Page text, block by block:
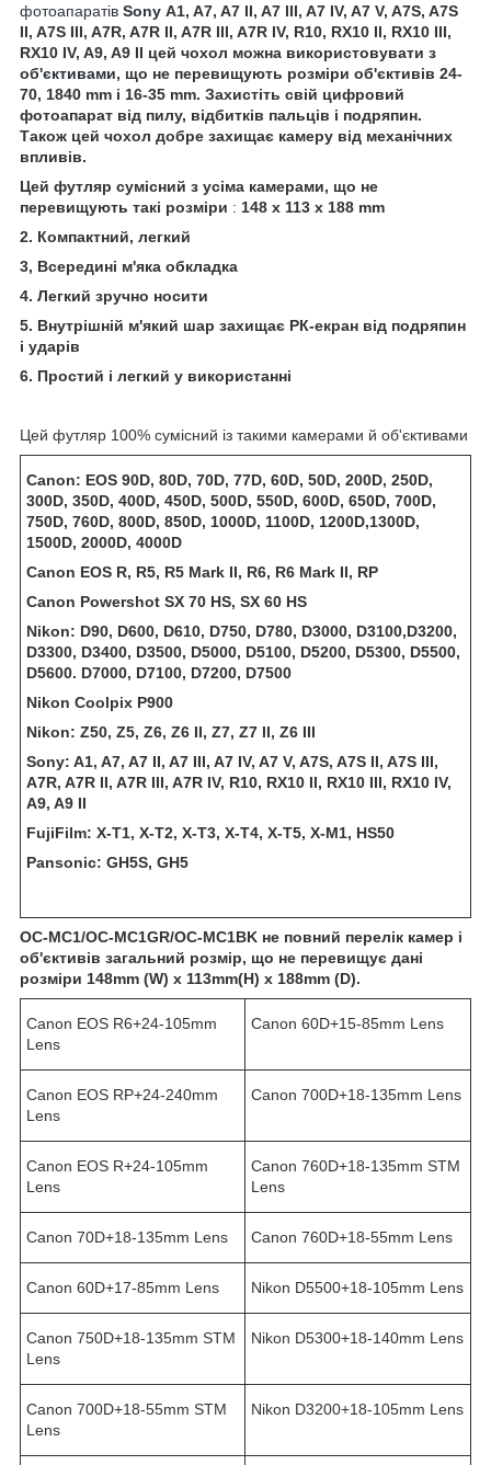
фотоапаратів Sony A1, A7, A7 II, A7 III, A7 IV, A7 V, A7S, A7S
II, A7S III, A7R, A7R II, A7R III, A7R IV, R10, RX10 II, RX10 III,
RX10 IV, A9, A9 II цей чохол можна використовувати з
об'єктивами, що не перевищують розміри об'єктивів 24-
70, 1840 mm і 16-35 mm. Захистіть свій цифровий
фотоапарат від пилу, відбитків пальців і подряпин.
Також цей чохол добре захищає камеру від механічних
впливів.
Цей футляр сумісний з усіма камерами, що не
перевищують такі розміри : 148 x 113 x 188 mm
2. Компактний, легкий
3, Всередині м'яка обкладка
4. Легкий зручно носити
5. Внутрішній м'який шар захищає РК-екран від подряпин
і ударів
6. Простий і легкий у використанні
Цей футляр 100% сумісний із такими камерами й об'єктивами
Canon: EOS 90D, 80D, 70D, 77D, 60D, 50D, 200D, 250D,
300D, 350D, 400D, 450D, 500D, 550D, 600D, 650D, 700D,
750D, 760D, 800D, 850D, 1000D, 1100D, 1200D,1300D,
1500D, 2000D, 4000D
Canon EOS R, R5, R5 Mark II, R6, R6 Mark II, RP
Canon Powershot SX 70 HS, SX 60 HS
Nikon: D90, D600, D610, D750, D780, D3000, D3100,D3200,
D3300, D3400, D3500, D5000, D5100, D5200, D5300, D5500,
D5600. D7000, D7100, D7200, D7500
Nikon Coolpix P900
Nikon: Z50, Z5, Z6, Z6 II, Z7, Z7 II, Z6 III
Sony: A1, A7, A7 II, A7 III, A7 IV, A7 V, A7S, A7S II, A7S III,
A7R, A7R II, A7R III, A7R IV, R10, RX10 II, RX10 III, RX10 IV,
A9, A9 II
FujiFilm: X-T1, X-T2, X-T3, X-T4, X-T5, X-M1, HS50
Pansonic: GH5S, GH5
OC-MC1/OC-MC1GR/OC-MC1BK не повний перелік камер і
об'єктивів загальний розмір, що не перевищує дані
розміри 148mm (W) x 113mm(H) x 188mm (D).
Canon EOS R6+24-105mm
Lens
Canon 60D+15-85mm Lens
Canon EOS RP+24-240mm
Lens
Canon 700D+18-135mm Lens
Canon EOS R+24-105mm
Lens
Canon 760D+18-135mm STM
Lens
Canon 70D+18-135mm Lens Canon 760D+18-55mm Lens
Canon 60D+17-85mm Lens Nikon D5500+18-105mm Lens
Canon 750D+18-135mm STM
Lens
Nikon D5300+18-140mm Lens
Canon 700D+18-55mm STM
Lens
Nikon D3200+18-105mm Lens